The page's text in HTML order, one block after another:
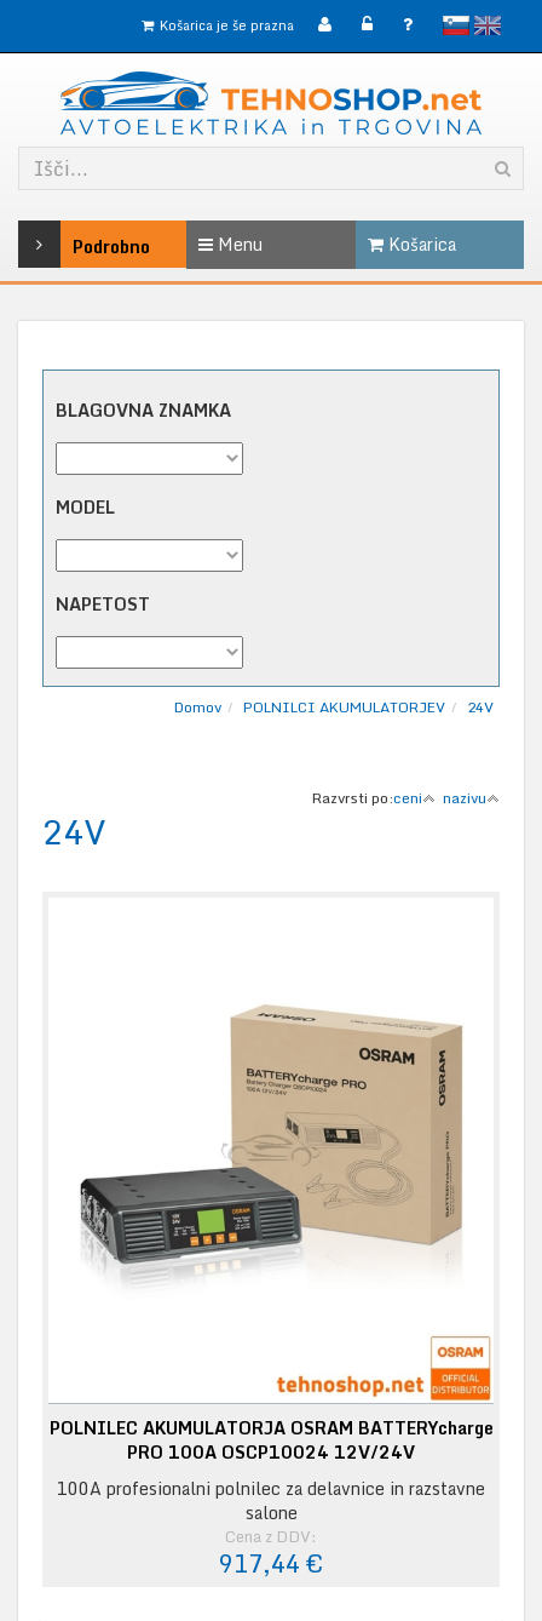
slovenskoEnglish
Košarica je še prazna
Podrobno Menu Košarica
BLAGOVNA ZNAMKA
MODEL
NAPETOST
Domov POLNILCI AKUMULATORJEV 24V
Razvrsti po:ceni nazivu
24V
POLNILEC AKUMULATORJA OSRAM BATTERYcharge
PRO 100A OSCP10024 12V/24V
100A profesionalni polnilec za delavnice in razstavne
salone
Cena z DDV:
917,44 €